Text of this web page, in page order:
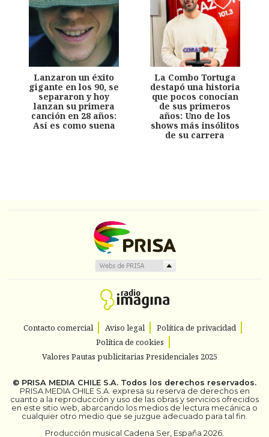
Lanzaron un éxito
gigante en los 90, se
separaron y hoy
lanzan su primera
canción en 28 años:
Así es como suena
La Combo Tortuga
destapó una historia
que pocos conocían
de sus primeros
años: Uno de los
shows más insólitos
de su carrera
Contacto comercial Aviso legal
Política de privacidad
Política de cookies
Valores Pautas publicitarias Presidenciales 2025
© PRISA MEDIA CHILE S.A. Todos los derechos reservados.
PRISA MEDIA CHILE S.A. expresa su reserva de derechos en
cuanto a la reproducción y uso de las obras y servicios ofrecidos
en este sitio web, abarcando los medios de lectura mecánica o
cualquier otro medio que se juzgue adecuado para tal fin.
Producción musical Cadena Ser, España 2026.